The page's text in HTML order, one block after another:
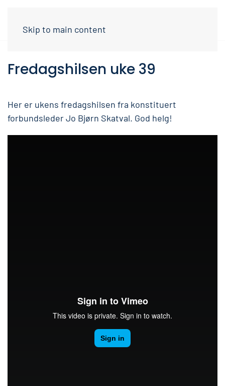
Skip to main content
Fredagshilsen uke 39
Her er ukens fredagshilsen fra konstituert
forbundsleder Jo Bjørn Skatval. God helg!